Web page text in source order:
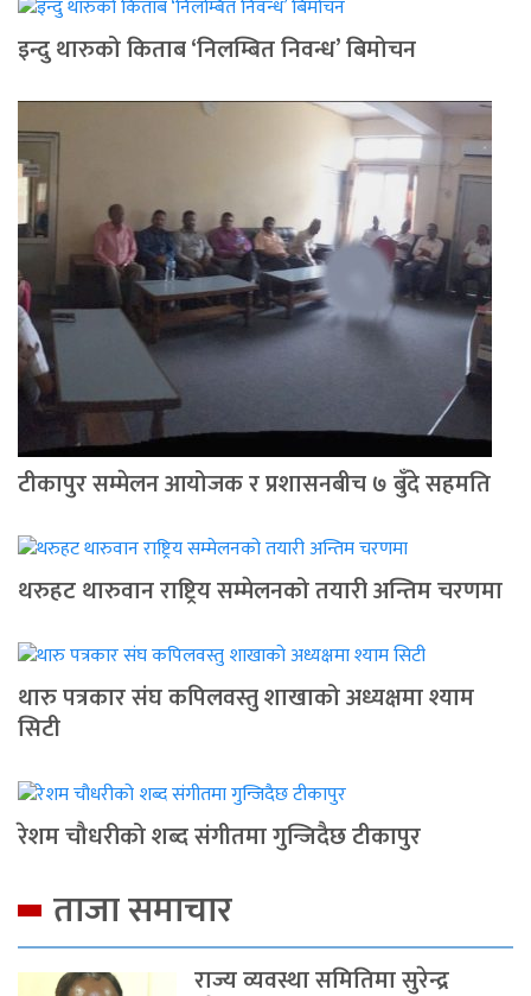
इन्दु थारुको किताब ‘निलम्बित निवन्ध’ बिमोचन
टीकापुर सम्मेलन आयोजक र प्रशासनबीच ७ बुँदे सहमति
थरुहट थारुवान राष्ट्रिय सम्मेलनको तयारी अन्तिम चरणमा
थारु पत्रकार संघ कपिलवस्तु शाखाको अध्यक्षमा श्याम
सिटी
रेशम चौधरीको शब्द संगीतमा गुन्जिदैछ टीकापुर
ताजा समाचार
राज्य व्यवस्था समितिमा सुरेन्द्र